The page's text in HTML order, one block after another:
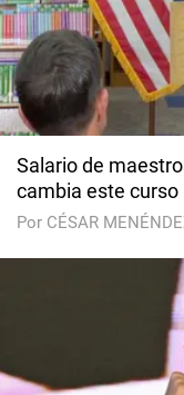
Salario de
cambia este curso
Por CÉSAR